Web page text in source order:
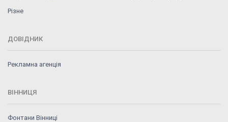
Різне
ДОВІДНИК
Рекламна агенція
ВІННИЦЯ
Фонтани Вінниці